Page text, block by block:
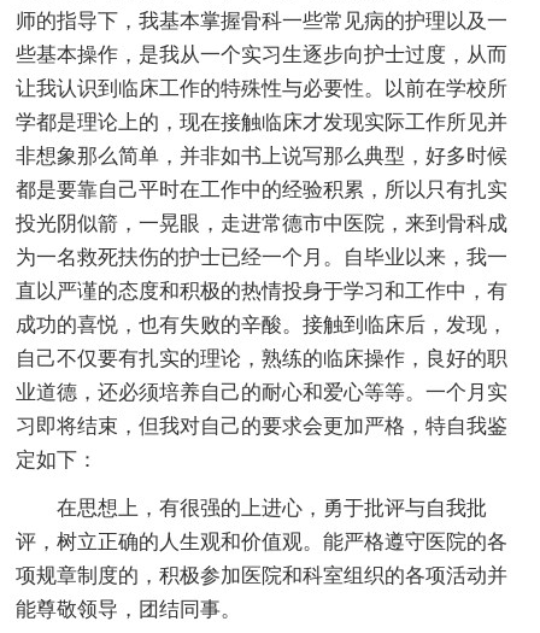
师的指导下，我基本掌握骨科一些常见病的护理以及一
些基本操作，是我从一个实习生逐步向护士过度，从而
让我认识到临床工作的特殊性与必要性。以前在学校所
学都是理论上的，现在接触临床才发现实际工作所见并
非想象那么简单，并非如书上说写那么典型，好多时候
都是要靠自己平时在工作中的经验积累，所以只有扎实
投光阴似箭，一晃眼，走进常德市中医院，来到骨科成
为一名救死扶伤的护士已经一个月。自毕业以来，我一
直以严谨的态度和积极的热情投身于学习和工作中，有
成功的喜悦，也有失败的辛酸。接触到临床后，发现，
自己不仅要有扎实的理论，熟练的临床操作，良好的职
业道德，还必须培养自己的耐心和爱心等等。一个月实
习即将结束，但我对自己的要求会更加严格，特自我鉴
定如下：
在思想上，有很强的上进心，勇于批评与自我批
评，树立正确的人生观和价值观。能严格遵守医院的各
项规章制度的，积极参加医院和科室组织的各项活动并
能尊敬领导，团结同事。